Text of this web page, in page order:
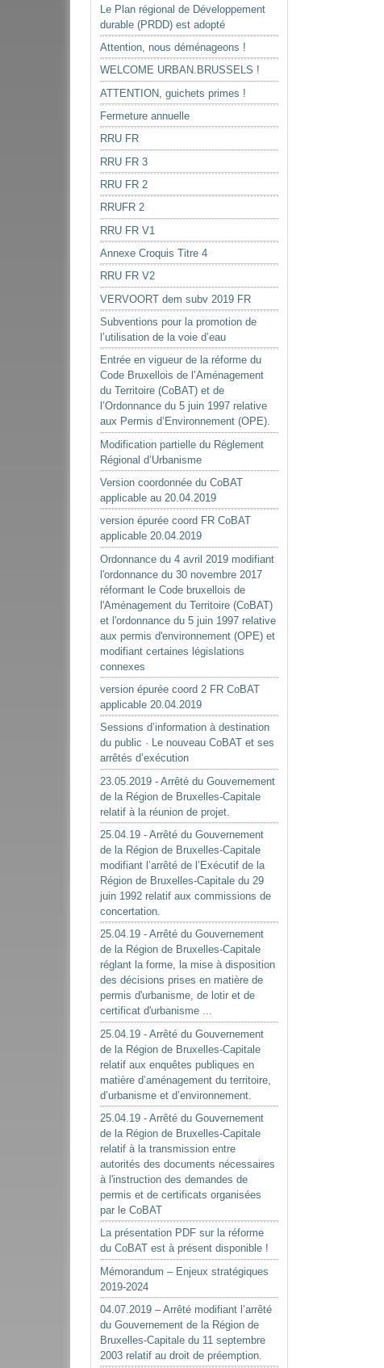
Le Plan régional de Développement
durable (PRDD) est adopté
Attention, nous déménageons !
WELCOME URBAN.BRUSSELS !
ATTENTION, guichets primes !
Fermeture annuelle
RRU FR
RRU FR 3
RRU FR 2
RRUFR 2
RRU FR V1
Annexe Croquis Titre 4
RRU FR V2
VERVOORT dem subv 2019 FR
Subventions pour la promotion de
l’utilisation de la voie d’eau
Entrée en vigueur de la réforme du
Code Bruxellois de l’Aménagement
du Territoire (CoBAT) et de
l’Ordonnance du 5 juin 1997 relative
aux Permis d’Environnement (OPE).
Modification partielle du Règlement
Régional d’Urbanisme
Version coordonnée du CoBAT
applicable au 20.04.2019
version épurée coord FR CoBAT
applicable 20.04.2019
Ordonnance du 4 avril 2019 modifiant
l'ordonnance du 30 novembre 2017
réformant le Code bruxellois de
l'Aménagement du Territoire (CoBAT)
et l'ordonnance du 5 juin 1997 relative
aux permis d'environnement (OPE) et
modifiant certaines législations
connexes
version épurée coord 2 FR CoBAT
applicable 20.04.2019
Sessions d’information à destination
du public · Le nouveau CoBAT et ses
arrêtés d’exécution
23.05.2019 - Arrêté du Gouvernement
de la Région de Bruxelles-Capitale
relatif à la réunion de projet.
25.04.19 - Arrêté du Gouvernement
de la Région de Bruxelles-Capitale
modifiant l’arrêté de l’Exécutif de la
Région de Bruxelles-Capitale du 29
juin 1992 relatif aux commissions de
concertation.
25.04.19 - Arrêté du Gouvernement
de la Région de Bruxelles-Capitale
réglant la forme, la mise à disposition
des décisions prises en matière de
permis d'urbanisme, de lotir et de
certificat d'urbanisme ...
25.04.19 - Arrêté du Gouvernement
de la Région de Bruxelles-Capitale
relatif aux enquêtes publiques en
matière d’aménagement du territoire,
d’urbanisme et d’environnement.
25.04.19 - Arrêté du Gouvernement
de la Région de Bruxelles-Capitale
relatif à la transmission entre
autorités des documents nécessaires
à l'instruction des demandes de
permis et de certificats organisées
par le CoBAT
La présentation PDF sur la réforme
du CoBAT est à présent disponible !
Mémorandum – Enjeux stratégiques
2019-2024
04.07.2019 – Arrêté modifiant l’arrêté
du Gouvernement de la Région de
Bruxelles-Capitale du 11 septembre
2003 relatif au droit de préemption.